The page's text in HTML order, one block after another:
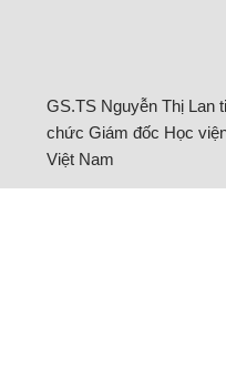
GS.TS Nguyễn Thị Lan
chức Giám đốc Học
Việt Nam